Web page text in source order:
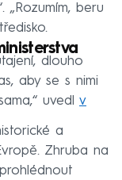
„Rozumím, beru
dlouho
aby se s nimi
uvedl v
a
Zhruba na